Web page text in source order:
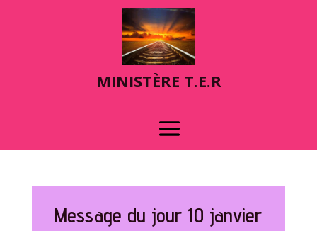
MINISTÈRE T.E.R
Message du jour 10 janvier